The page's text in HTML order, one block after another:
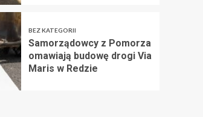
BEZ KATEGORII
Samorządowcy z Pomorza
omawiają budowę drogi Via
Maris w Redzie